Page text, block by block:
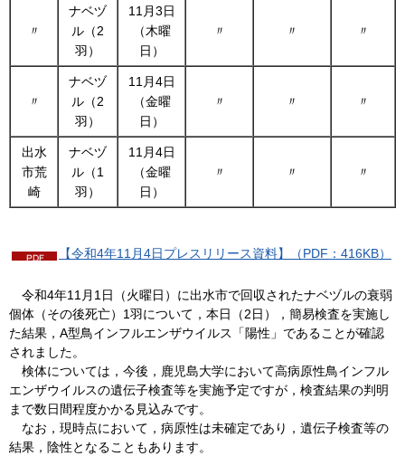
〃
ナベヅ
ル（2
羽）
11月3日
（木曜
日）
〃 〃 〃
〃
ナベヅ
ル（2
羽）
11月4日
（金曜
日）
〃 〃 〃
出水
市荒
崎
ナベヅ
ル（1
羽）
11月4日
（金曜
日）
〃 〃 〃
【令和4年11月4日プレスリリース資料】（PDF：416KB）
令和4年11月1日（火曜日）に出水市で回収されたナベヅルの衰弱
個体（その後死亡）1羽について，本日（2日），簡易検査を実施し
た結果，A型鳥インフルエンザウイルス「陽性」であることが確認
されました。
検体については，今後，鹿児島大学において高病原性鳥インフル
エンザウイルスの遺伝子検査等を実施予定ですが，検査結果の判明
まで数日間程度かかる見込みです。
なお，現時点において，病原性は未確定であり，遺伝子検査等の
結果，陰性となることもあります。